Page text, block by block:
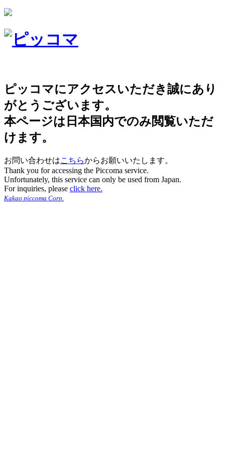
ピッコマにアクセスいただき誠にあり
がとうございます。
本ページは日本国内でのみ閲覧いただ
けます。
お問い合わせはこちらからお願いいたします。
Thank you for accessing the Piccoma service.
Unfortunately, this service can only be used from Japan.
For inquiries, please click here.
Kakao piccoma Corp.